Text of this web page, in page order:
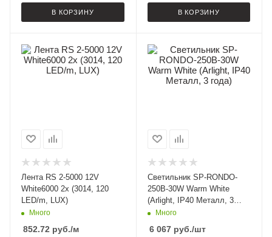
В КОРЗИНУ В КОРЗИНУ
Лента RS 2-5000 12V
White6000 2x (3014, 120
LED/m, LUX)
Много
852.72 руб./м
Светильник SP-RONDO-
250B-30W Warm White
(Arlight, IP40 Металл, 3
года)Много
6 067руб./шт